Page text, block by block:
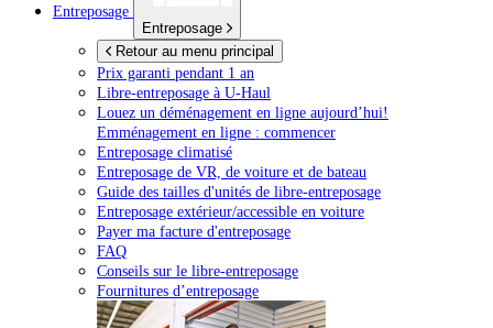
Entreposage
Entreposage
Retour au menu principal
Prix garanti pendant 1 an
Libre-entreposage à U-Haul
Louez un déménagement en ligne aujourd’hui!
Emménagement en ligne : commencer
Entreposage climatisé
Entreposage de VR, de voiture et de bateau
Guide des tailles d'unités de libre-entreposage
Entreposage extérieur/accessible en voiture
Payer ma facture d'entreposage
FAQ
Conseils sur le libre-entreposage
Fournitures d’entreposage